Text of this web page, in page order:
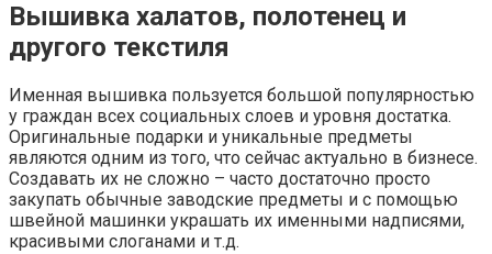
Вышивка халатов, полотенец и
другого текстиля
Именная вышивка пользуется большой популярностью
у граждан всех социальных слоев и уровня достатка.
Оригинальные подарки и уникальные предметы
являются одним из того, что сейчас актуально в бизнесе.
Создавать их не сложно – часто достаточно просто
закупать обычные заводские предметы и с помощью
швейной машинки украшать их именными надписями,
красивыми слоганами и т.д.